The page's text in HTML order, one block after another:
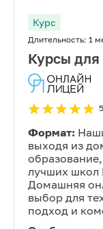
Курс
Длительность: 1
Курсы для
5
Формат:
выходя из
лучших школ
Домашняя
выбор для
подход и